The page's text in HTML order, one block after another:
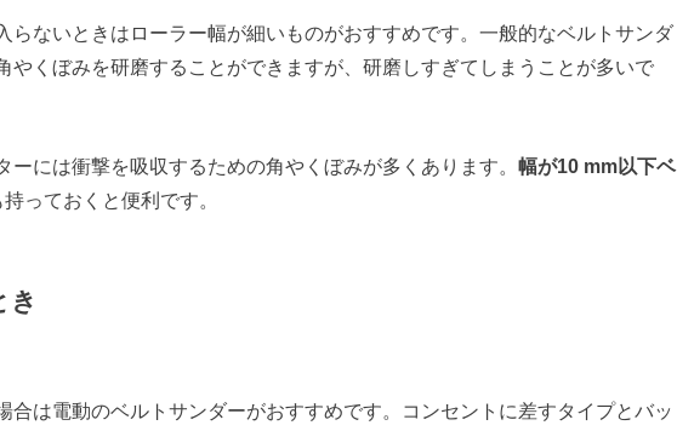
らないときはローラー幅が細いものがおすすめです。一般的なベルトサンダ
やくぼみを研磨することができますが、研磨しすぎてしまうことが多いで
ーには衝撃を吸収するための角やくぼみが多くあります。 幅が10 mm以下ベ
っておくと便利です。
き
合は電動のベルトサンダーがおすすめです。コンセントに差すタイプとバッ